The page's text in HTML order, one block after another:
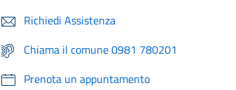
Richiedi Assistenza
Chiama il comune 0981 780201
Prenota un appuntamento